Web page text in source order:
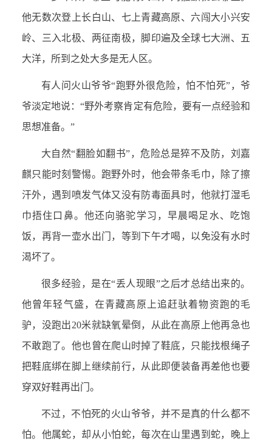
他无数次登上长白山、七上青藏高原、六闯大小兴安
岭、三入北极、两征南极，脚印遍及全球七大洲、五
大洋，所到之处大多是无人区。
有人问火山爷爷“跑野外很危险，怕不怕死”，爷
爷淡定地说：“野外考察肯定有危险，要有一点经验和
思想准备。”
大自然“翻脸如翻书”，危险总是猝不及防，刘嘉
麒只能时刻警惕。跑野外时，他会带条毛巾，除了擦
汗外，遇到喷发气体又没有防毒面具时，他就打湿毛
巾捂住口鼻。他还向骆驼学习，早晨喝足水、吃饱
饭，再背一壶水出门，等到下午才喝，以免没有水时
渴坏了。
很多经验，是在“丢人现眼”之后才总结出来的。
他曾年轻气盛，在青藏高原上追赶驮着物资跑的毛
驴，没跑出20米就缺氧晕倒，从此在高原上他再急也
不敢跑了。他也曾在爬山时掉了鞋底，只能找根绳子
把鞋底绑在脚上继续前行，从此即便装备再差他也要
穿双好鞋再出门。
不过，不怕死的火山爷爷，并不是真的什么都不
怕。他属蛇，却从小怕蛇，每次在山里遇到蛇，晚上